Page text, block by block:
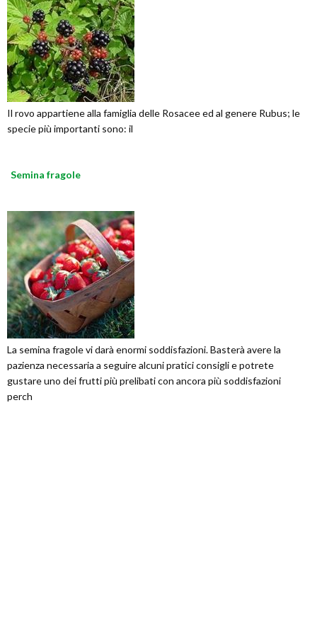
Il rovo appartiene alla famiglia delle Rosacee ed al genere Rubus; le
specie più importanti sono: il
Semina fragole
La semina fragole vi darà enormi soddisfazioni. Basterà avere la
pazienza necessaria a seguire alcuni pratici consigli e potrete
gustare uno dei frutti più prelibati con ancora più soddisfazioni
perch